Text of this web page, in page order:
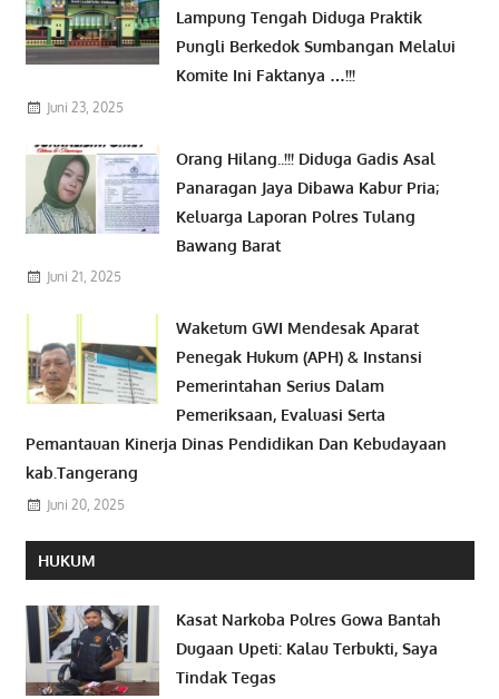
Lampung Tengah Diduga Praktik
Pungli Berkedok Sumbangan Melalui
Komite Ini Faktanya …!!!
Juni 23, 2025
Orang Hilang..!!! Diduga Gadis Asal
Panaragan Jaya Dibawa Kabur Pria;
Keluarga Laporan Polres Tulang
Bawang Barat
Juni 21, 2025
Waketum GWI Mendesak Aparat
Penegak Hukum (APH) & Instansi
Pemerintahan Serius Dalam
Pemeriksaan, Evaluasi Serta
Pemantauan Kinerja Dinas Pendidikan Dan Kebudayaan
kab.Tangerang
Juni 20, 2025
HUKUM
Kasat Narkoba Polres Gowa Bantah
Dugaan Upeti: Kalau Terbukti, Saya
Tindak Tegas